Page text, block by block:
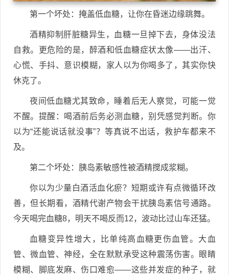
第一个坏处：掩盖低血糖，让你在昏迷边缘跳舞。
酒精抑制肝脏糖异生，血糖一旦掉下去，身体没法
自救。更危险的是，醉酒和低血糖症状太像——出汗、
心慌、手抖、意识模糊，家人以为你喝多了，其实你快
休克了。
夜间低血糖尤其致命，睡着后无人察觉，可能一觉
不醒。提醒：喝酒前后务必测血糖，别凭感觉判断。你
以为“还能说话就没事”？等真说不出话，救护车都来不
及。
第二个坏处：胰岛素敏感性被酒精搅成浆糊。
你以为少量白酒活血化瘀？短期或许有点微循环改
善，但长期看，酒精代谢产物会干扰胰岛素信号通路。
今天喝完血糖8，明天不喝反而12，波动比过山车还猛。
血糖变异性增大，比单纯高血糖更伤血管。大血
管、微血管、神经，全在默默承受这种震荡伤害。眼睛
模糊、脚底发麻、伤口难愈——这些并发症的种子，就